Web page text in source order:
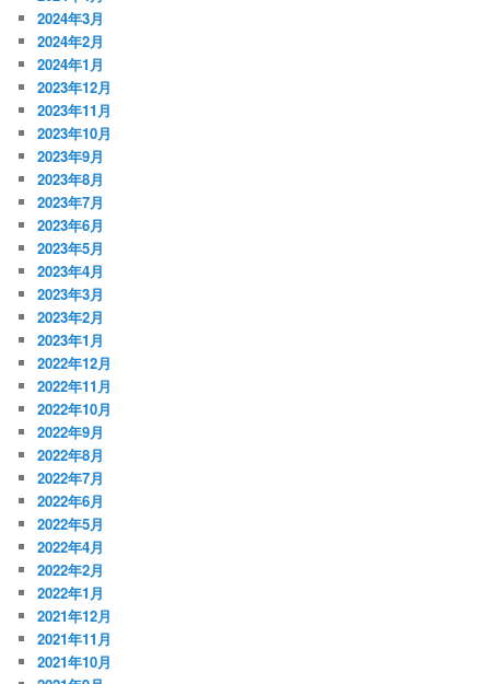
2024年3月
2024年2月
2024年1月
2023年12月
2023年11月
2023年10月
2023年9月
2023年8月
2023年7月
2023年6月
2023年5月
2023年4月
2023年3月
2023年2月
2023年1月
2022年12月
2022年11月
2022年10月
2022年9月
2022年8月
2022年7月
2022年6月
2022年5月
2022年4月
2022年2月
2022年1月
2021年12月
2021年11月
2021年10月